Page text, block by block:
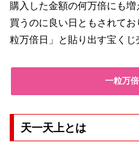
購入した金額の何万倍にも
買うのに良い日ともされて
粒万倍日」と貼り出す宝くじ
一粒万
天一天上とは